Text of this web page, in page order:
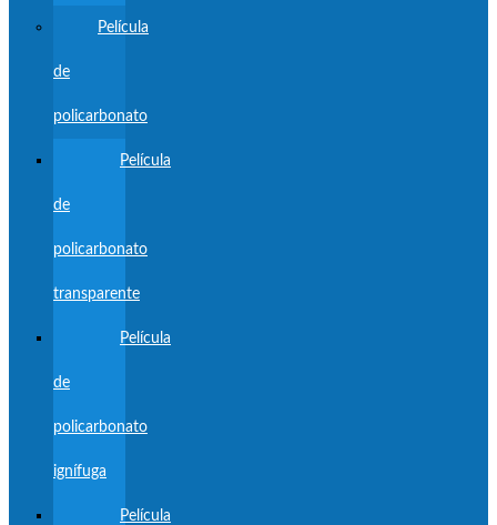
Película
de
policarbonato
Película
de
policarbonato
transparente
Película
de
policarbonato
ignífuga
Película